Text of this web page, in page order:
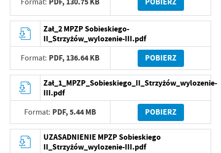
Format:
Zał_2 MPZP Sobieskiego-
II_Strzyżów_wylozenie-III.pdf
Format: PDF, 136.64 KB POBIERZ
Zał_1_MPZP_Sobieskiego_II_Strzyżów_wylozenie-
III.pdf
Format: PDF,5.44 MB POBIERZ
UZASADNIENIE MPZP Sobieskiego
II_Strzyżów_wylozenie-III.pdf